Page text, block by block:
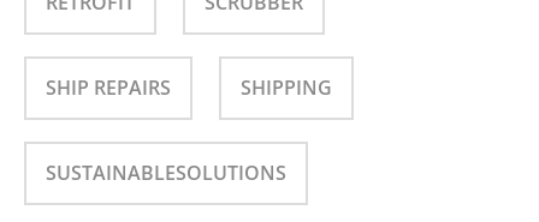
SHIP REPAIRS SHIPPING
SUSTAINABLESOLUTIONS